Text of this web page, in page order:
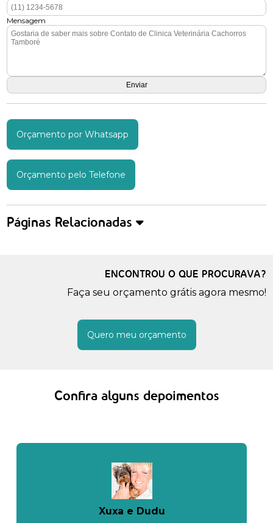
Mensagem
Orçamento por Whatsapp
Orçamento pelo Telefone
Páginas Relacionadas
ENCONTROU O QUE PROCURAVA?
Faça seu orçamento grátis agora mesmo!
Quero meu orçamento
Confira alguns depoimentos
Xuxa e Dudu